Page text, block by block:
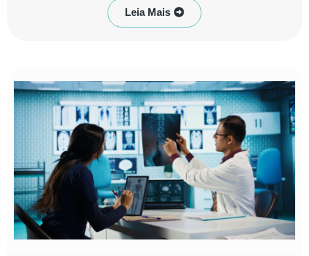
Leia Mais